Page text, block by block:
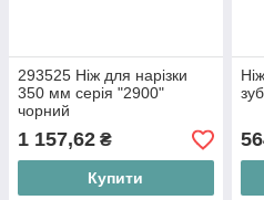
293525 Ніж для нарізки
350 мм серія "2900"
чорний
1 157,62 ₴
Купити